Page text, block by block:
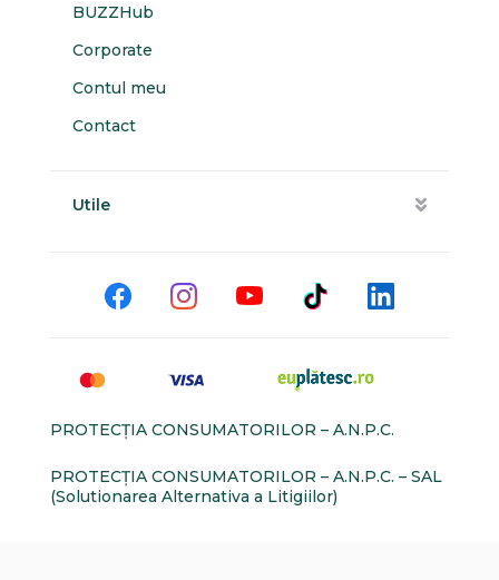
BUZZHub
Corporate
Contul meu
Contact
Utile
PROTECŢIA CONSUMATORILOR – A.N.P.C.
PROTECŢIA CONSUMATORILOR – A.N.P.C. – SAL
(Solutionarea Alternativa a Litigiilor)